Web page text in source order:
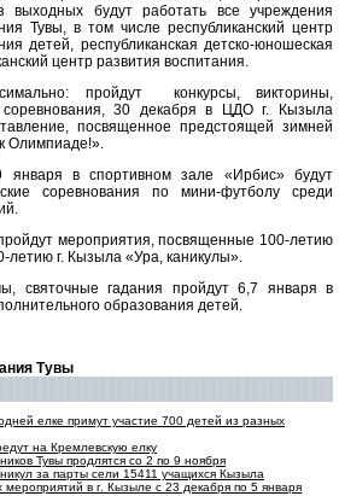
выходных будут работать все учреждения
Тувы, в том числе республиканский центр
детей, республиканская детско-юношеская
центр развития воспитания.
пройдут конкурсы, викторины,
соревнования, 30 декабря в ЦДО г. Кызыла
посвященное предстоящей зимней
Олимпиаде!».
в спортивном зале «Ирбис» будут
соревнования по мини-футболу среди
мероприятия, посвященные 100-летию
летию г. Кызыла «Ура, каникулы».
святочные гадания пройдут 6,7 января в
образования детей.
Тувы
елке примут участие 700 детей из разных
на Кремлевскую елку
Тувы продлятся со 2 по 9 ноября
за парты сели 15411 учащихся Кызыла
мероприятий в г. Кызыле с 23 декабря по 5 января